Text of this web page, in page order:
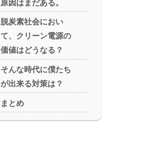
原因はまだある。
脱炭素社会におい
て、クリーン電源の
価値はどうなる？
そんな時代に僕たち
が出来る対策は？
まとめ